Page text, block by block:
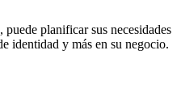
planificar sus necesidades
identidad y más en su negocio.